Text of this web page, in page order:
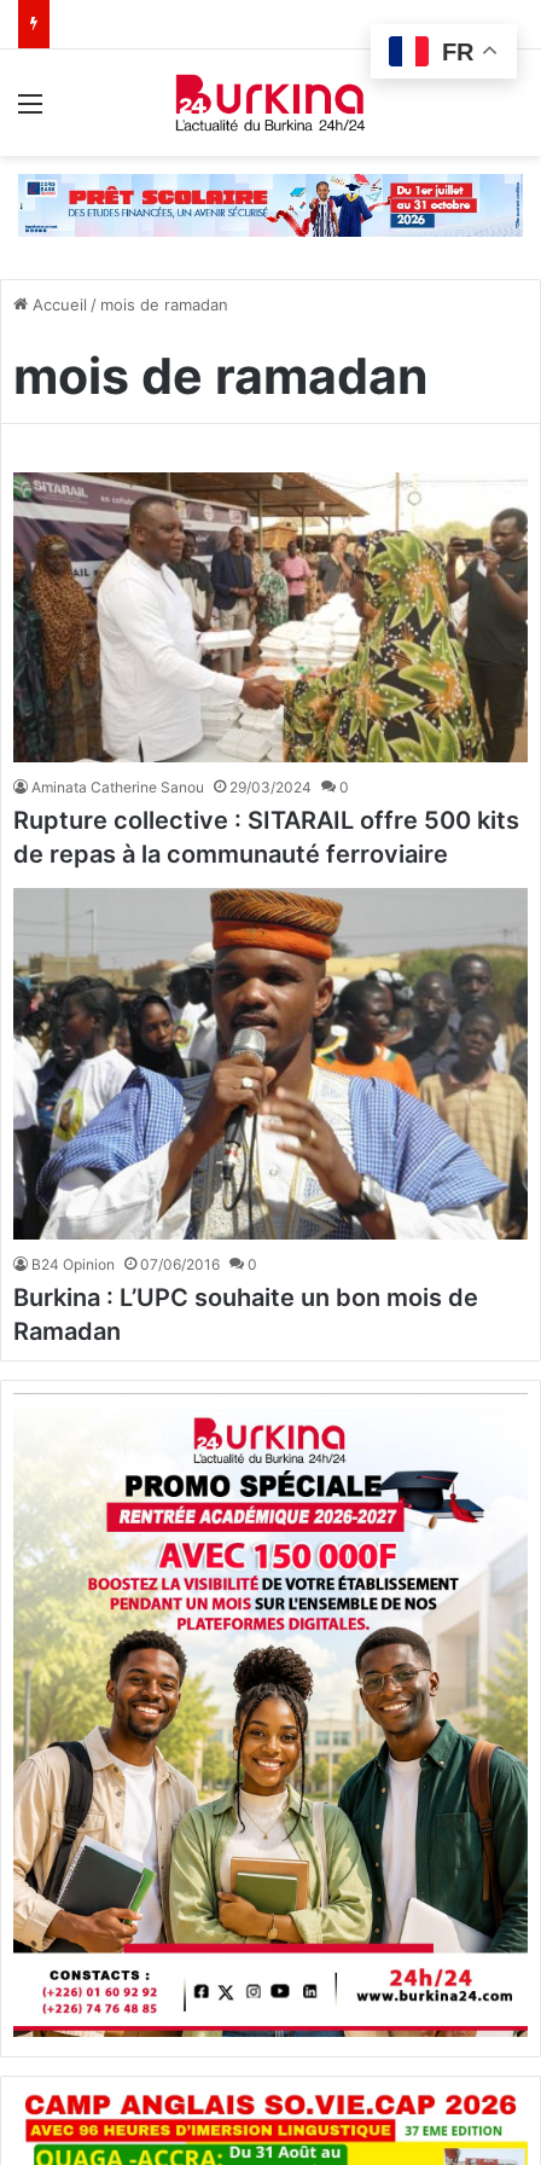
Accueil / mois de ramadan
mois de ramadan
Aminata Catherine Sanou 29/03/2024 0
Rupture collective : SITARAIL offre 500 kits
de repas à la communauté ferroviaire
B24 Opinion 07/06/2016 0
Burkina : L’UPC souhaite un bon mois de
Ramadan
FR